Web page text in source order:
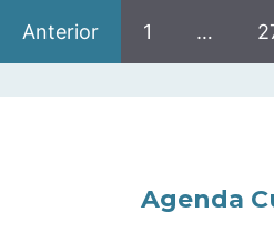
Anterior 1 …
Agenda